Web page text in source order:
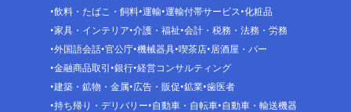
飲料・たばこ・飼料 運輸 運輸付帯サービス 化粧品
家具・インテリア 介護・福祉 会計・税務・法務・労務
外国語会話 官公庁 機械器具 喫茶店 居酒屋・バー
金融商品取引 銀行 経営コンサルティング
建築・鉱物・金属 広告・販促 鉱業 歯医者
持ち帰り・デリバリー 自動車・自転車 自動車・輸送機器